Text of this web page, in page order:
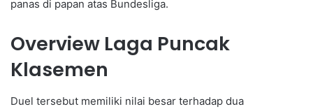
panas di papan atas Bundesliga.
Overview Laga Puncak
Klasemen
Duel tersebut memiliki nilai besar terhadap dua